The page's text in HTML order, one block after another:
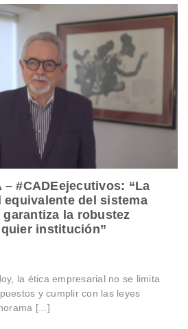
– #CADEejecutivos: “La
del sistema
la robustez
institución”
la ética empresarial no se limita
y cumplir con las leyes
[...]